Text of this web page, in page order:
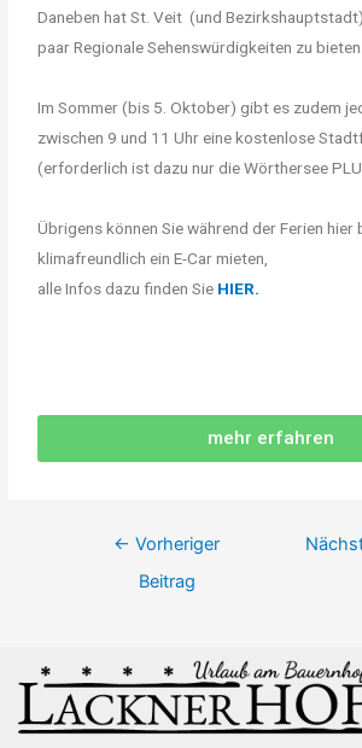
Daneben hat St. Veit (und
paar Regionale Sehenswürdigkeiten zu bieten.
Im Sommer (bis 5. Oktober) gibt es zudem
zwischen 9 und 11 Uhr eine kostenlose
(erforderlich ist dazu nur die Wörthersee
Übrigens können Sie während der Ferien hier
klimafreundlich ein E-Car mieten,
alle Infos dazu finden Sie HIER.
mehr erfahren
← Vorheriger
Beitrag